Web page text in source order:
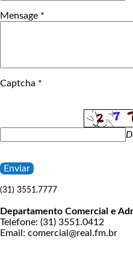
Mensage *
Captcha *
(31) 3551.7777
Departamento Comercial e
Telefone: (31) 3551.0412
Email: comercial@real.fm.br